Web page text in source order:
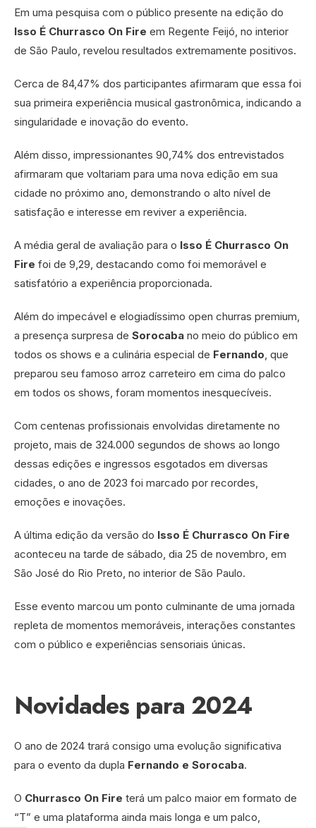
Em uma pesquisa com o público presente na edição do
Isso É Churrasco On Fire em Regente Feijó, no interior
de São Paulo, revelou resultados extremamente positivos.
Cerca de 84,47% dos participantes afirmaram que essa foi
sua primeira experiência musical gastronômica, indicando a
singularidade e inovação do evento.
Além disso, impressionantes 90,74% dos entrevistados
afirmaram que voltariam para uma nova edição em sua
cidade no próximo ano, demonstrando o alto nível de
satisfação e interesse em reviver a experiência.
A média geral de avaliação para o Isso É Churrasco On
Fire foi de 9,29, destacando como foi memorável e
satisfatório a experiência proporcionada.
Além do impecável e elogiadíssimo open churras premium,
a presença surpresa de Sorocaba no meio do público em
todos os shows e a culinária especial de Fernando , que
preparou seu famoso arroz carreteiro em cima do palco
em todos os shows, foram momentos inesquecíveis.
Com centenas profissionais envolvidas diretamente no
projeto, mais de 324.000 segundos de shows ao longo
dessas edições e ingressos esgotados em diversas
cidades, o ano de 2023 foi marcado por recordes,
emoções e inovações.
A última edição da versão do Isso É Churrasco On Fire
aconteceu na tarde de sábado, dia 25 de novembro, em
São José do Rio Preto, no interior de São Paulo.
Esse evento marcou um ponto culminante de uma jornada
repleta de momentos memoráveis, interações constantes
com o público e experiências sensoriais únicas.
Novidades para 2024
O ano de 2024 trará consigo uma evolução significativa
para o evento da dupla Fernando e Sorocaba.
O Churrasco On Fire terá um palco maior em formato de
“T” e uma plataforma ainda mais longa e um palco,